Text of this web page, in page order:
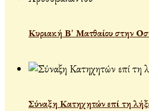
Κυριακή Β' Ματθαίου στην
Σύναξη Κατηχητών επί τη